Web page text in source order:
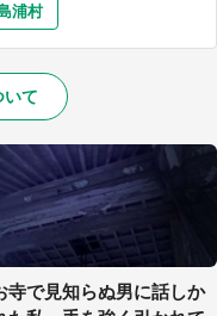
浦村
て
寺で見知らぬ男に話しか